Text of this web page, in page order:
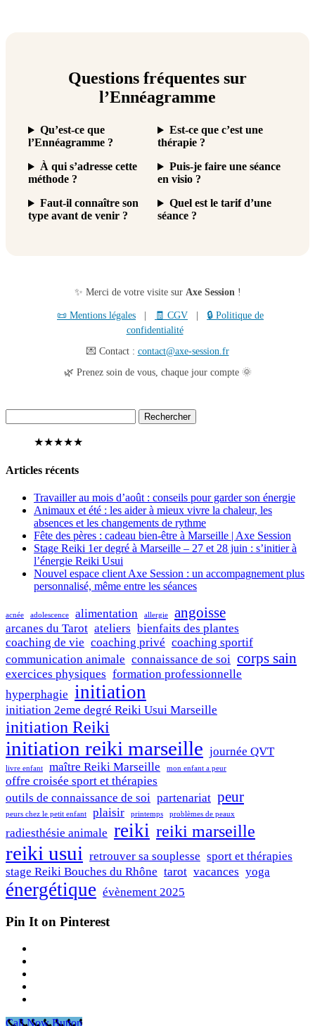
Questions fréquentes sur
l’Ennéagramme
Qu’est-ce que
l’Ennéagramme ?
À qui s’adresse cette
méthode ?
Faut-il connaître son
type avant de venir ?
Est-ce que c’est une
thérapie ?
Puis-je faire une séance
en visio ?
Quel est le tarif d’une
séance ?
✨ Merci de votre visite sur Axe Session!
📜 Mentions légales 🧾 CGV
🔒 Politique de
confidentialité
💌 Contact : contact@axe-session.fr
🌿 Prenez soin de vous, chaque jour compte 🌞
★★★★★
Articles récents
Travailler au mois d’août : conseils pour garder son énergie
Animaux et été : les aider à mieux vivre la chaleur, les
absences et les changements de rythme
Fête des pères : cadeau bien-être à Marseille | Axe Session
Stage Reiki 1er degré à Marseille – 27 et 28 juin : s’initier à
l’énergie Reiki Usui
Nouvel espace client Axe Session : un accompagnement plus
personnalisé, même entre les séances
acnée adolescence alimentation allergie angoisse
arcanes du Tarot ateliers bienfaits des plantes
coaching de vie coaching privé coaching sportif
communication animale connaissance de soi corps sain
exercices physiques formation professionnelle
hyperphagie initiation
initiation 2eme degré Reiki Usui Marseille
initiation Reiki
initiation reiki marseille journée QVT
livre enfant maître Reiki Marseille mon enfant a peur
offre croisée sport et thérapies
outils de connaissance de soi partenariat peur
peurs chez le petit enfant plaisir printemps problèmes de peaux
radiesthésie animale reiki reiki marseille
reiki usui retrouver sa souplesse sport et thérapies
stage Reiki Bouches du Rhône tarot vacances yoga
énergétique évènement 2025
Pin It on Pinterest
Call Now Button